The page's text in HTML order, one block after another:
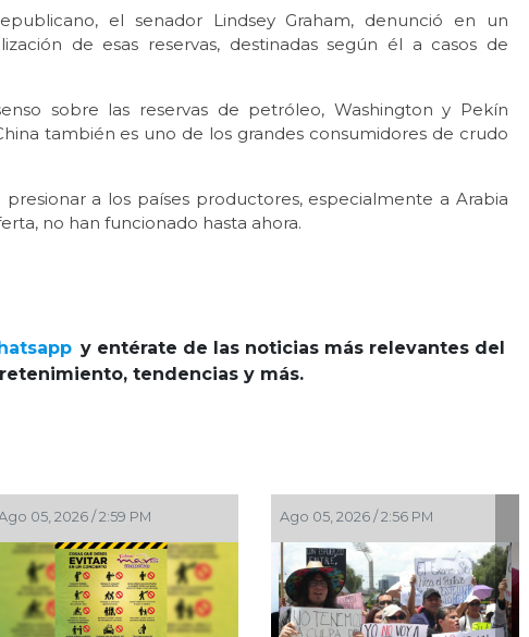
el senador Lindsey Graham, denunció en un
de esas reservas, destinadas según él a casos de
sobre las reservas de petróleo, Washington y Pekín
también es uno de los grandes consumidores de crudo
a los países productores, especialmente a Arabia
no han funcionado hasta ahora.
y entérate de las noticias más relevantes del
tendencias y más.
Ago 05, 2026 / 12:13 PM Ago 04, 2026 / 7:13 PM